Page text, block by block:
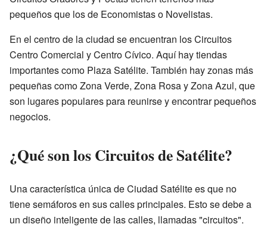
pequeños que los de Economistas o Novelistas.
En el centro de la ciudad se encuentran los Circuitos
Centro Comercial y Centro Cívico. Aquí hay tiendas
importantes como Plaza Satélite. También hay zonas más
pequeñas como Zona Verde, Zona Rosa y Zona Azul, que
son lugares populares para reunirse y encontrar pequeños
negocios.
¿Qué son los Circuitos de Satélite?
Una característica única de Ciudad Satélite es que no
tiene semáforos en sus calles principales. Esto se debe a
un diseño inteligente de las calles, llamadas "circuitos".